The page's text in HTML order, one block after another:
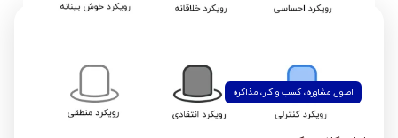
اصول مشاوره،کسب و کار، مذاکره